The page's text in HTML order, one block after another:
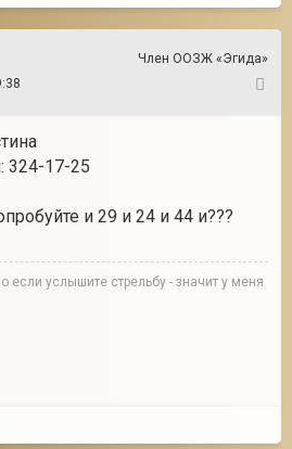
Член ООЗЖ «Эгида»
324-17-25
и 29 и 24 и 44 и???
если услышите стрельбу - значит у меня